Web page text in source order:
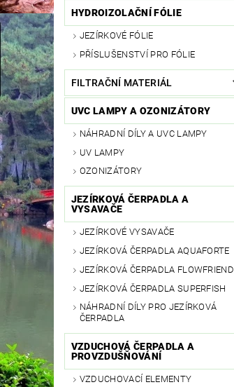
HYDROIZOLAČNÍ FÓLIE
JEZÍRKOVÉ FÓLIE
PŘÍSLUŠENSTVÍ PRO FÓLIE
FILTRAČNÍ MATERIÁL
UVC LAMPY A OZONIZÁTORY
NÁHRADNÍ DÍLY A UVC LAMPY
UV LAMPY
OZONIZÁTORY
JEZÍRKOVÁ ČERPADLA A
VYSAVAČE
JEZÍRKOVÉ VYSAVAČE
JEZÍRKOVÁ ČERPADLA AQUAFORTE
JEZÍRKOVÁ ČERPADLA FLOWFRIEND
JEZÍRKOVÁ ČERPADLA SUPERFISH
NÁHRADNÍ DÍLY PRO JEZÍRKOVÁ
ČERPADLA
VZDUCHOVÁ ČERPADLA A
PROVZDUŠŇOVÁNÍ
VZDUCHOVACÍ ELEMENTY